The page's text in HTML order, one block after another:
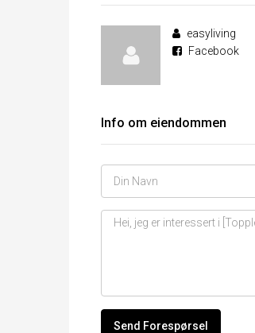
easyliving
Facebook
Info om eiendommen
Send Forespørsel